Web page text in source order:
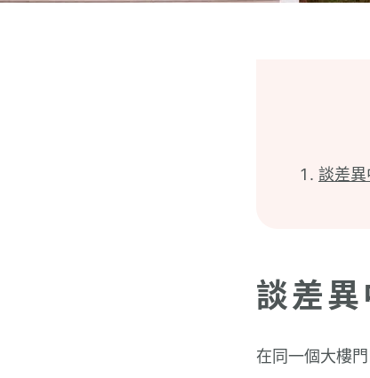
談差
談差
在同一個大樓